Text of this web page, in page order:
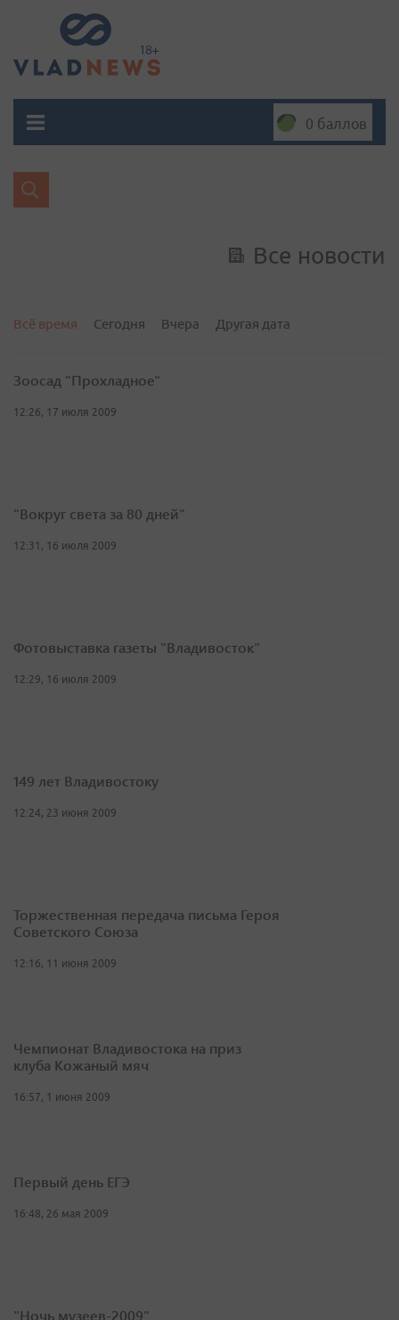
0 баллов
Все новости
Всё время Сегодня Вчера Другая дата
Зоосад "Прохладное"
12:26, 17 июля 2009
"Вокруг света за 80 дней"
12:31, 16 июля 2009
Фотовыставка газеты "Владивосток"
12:29, 16 июля 2009
149 лет Владивостоку
12:24, 23 июня 2009
Торжественная передача письма Героя
Советского Союза
12:16, 11 июня 2009
Чемпионат Владивостока на приз
клуба Кожаный мяч
16:57, 1 июня 2009
Первый день ЕГЭ
16:48, 26 мая 2009
"Ночь музеев-2009"